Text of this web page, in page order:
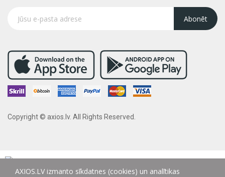
Abonēt
Copyright © axios.lv. All Rights Reserved.
AXIOS.LV izmanto sīkdatnes (cookies) un analītikas